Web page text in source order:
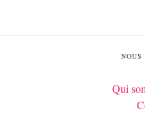
NOUS
Qui